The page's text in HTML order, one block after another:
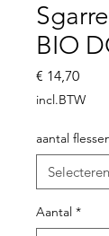
BIO
€ 14,70Prijs
incl.BTW
aantal
Aantal *